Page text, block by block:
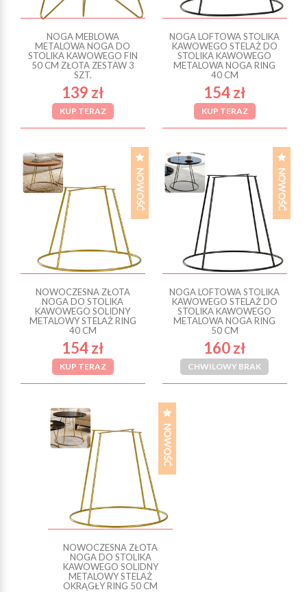
NOGA MEBLOWA
METALOWA NOGA DO
STOLIKA KAWOWEGO FIN
50 CM ZŁOTA ZESTAW 3
SZT.
139 zł
KUP TERAZ
NOGA LOFTOWA STOLIKA
KAWOWEGO STELAŻ DO
STOLIKA KAWOWEGO
METALOWA NOGA RING
40 CM
154 zł
KUP TERAZ
NOWOCZESNA ZŁOTA
NOGA DO STOLIKA
KAWOWEGO SOLIDNY
METALOWY STELAŻ RING
40 CM
154 zł
KUP TERAZ
NOGA LOFTOWA STOLIKA
KAWOWEGO STELAŻ DO
STOLIKA KAWOWEGO
METALOWA NOGA RING
50 CM
160 zł
CHWILOWY BRAK
NOWOCZESNA ZŁOTA
NOGA DO STOLIKA
KAWOWEGO SOLIDNY
METALOWY STELAŻ
OKRĄGŁY RING 50 CM